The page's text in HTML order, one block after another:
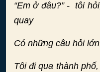
“Em ở đâu?” - tôi
quay
Có những câu hỏi
Tôi đi qua thành